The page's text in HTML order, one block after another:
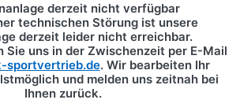
derzeit nicht verfügbar
technischen Störung ist unsere
derzeit leider nicht erreichbar.
uns in der Zwischenzeit per E-Mail
sportvertrieb.de. Wir bearbeiten Ihr
und melden uns zeitnah bei
Ihnen zurück.